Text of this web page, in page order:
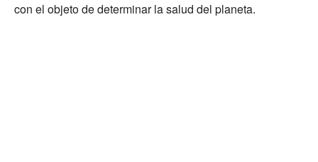
con el objeto de determinar la salud del planeta.